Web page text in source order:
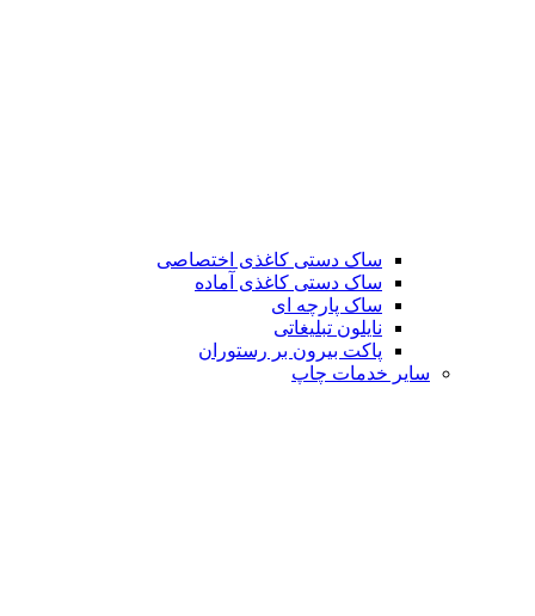
ساک دستی کاغذی اختصاصی
ساک دستی کاغذی آماده
ساک پارچه ای
نایلون تبلیغاتی
پاکت بیرون بر رستوران
سایر خدمات چاپ